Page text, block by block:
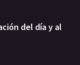
del día y al